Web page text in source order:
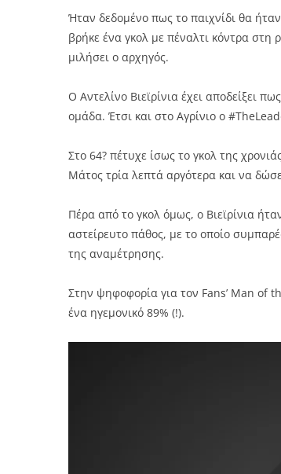
Ήταν δεδομένο πως το παιχνίδι θα
βρήκε ένα γκολ με πέναλτι κόντρα
μιλήσει ο αρχηγός.
Ο Αντελίνο Βιεϊρίνια έχει αποδείξει
ομάδα. Έτσι και στο Αγρίνιο ο
Στο 64? πέτυχε ίσως το γκολ της
Μάτος τρία λεπτά αργότερα και να
Πέρα από το γκολ όμως, ο Βιεϊρίνια
αστείρευτο πάθος, με το οποίο
της αναμέτρησης.
Στην ψηφοφορία για τον Fans’ Man of
ένα ηγεμονικό 89% (!).